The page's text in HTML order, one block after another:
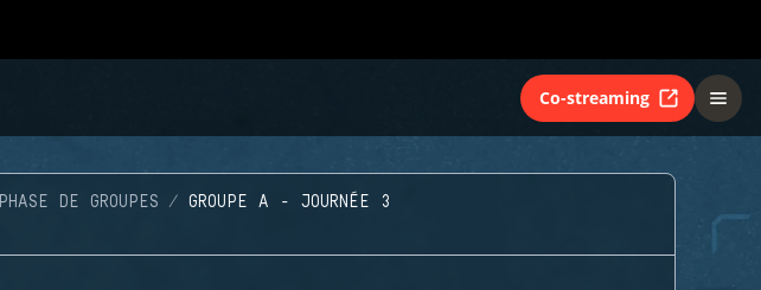
Co-streaming
PHASE DE GROUPES GROUPE A - JOURNÉE 3